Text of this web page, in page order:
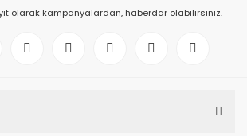
olarak kampanyalardan, haberdar olabilirsiniz.